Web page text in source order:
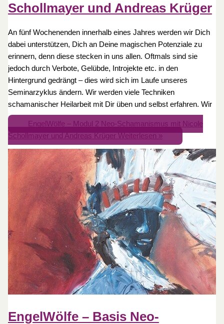
Schollmayer und Andreas Krüger
An fünf Wochenenden innerhalb eines Jahres werden wir Dich
dabei unterstützen, Dich an Deine magischen Potenziale zu
erinnern, denn diese stecken in uns allen. Oftmals sind sie
jedoch durch Verbote, Gelübde, Introjekte etc. in den
Hintergrund gedrängt – dies wird sich im Laufe unseres
Seminarzyklus ändern. Wir werden viele Techniken
schamanischer Heilarbeit mit Dir üben und selbst erfahren. Wir
EngelWölfe – Modul 2 Neo-Schamanismus mit Nicole
Schollmayer und Andreas KrügerWeiterlesen »
EngelWölfe – Basis Neo-